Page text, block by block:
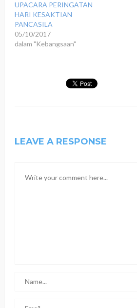
UPACARA PERINGATAN
HARI KESAKTIAN
PANCASILA
05/10/2017
dalam "Kebangsaan"
LEAVE A RESPONSE